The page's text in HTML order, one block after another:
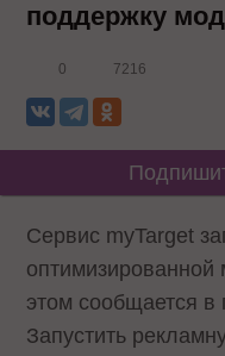
поддержку
0 7216
Сервис myTarget
этом сообщается в
Запустить